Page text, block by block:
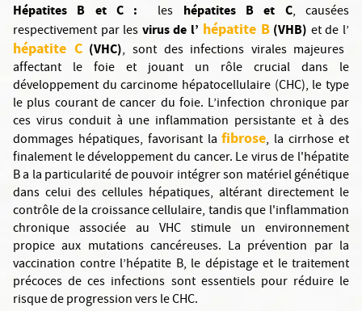
Hépatites B et C : les hépatites B et C, causées
respectivement par les virus de l’ hépatite B(VHB) et de l’
hépatite C(VHC), sont des infections virales majeures
affectant le foie et jouant un rôle crucial dans le
développement du carcinome hépatocellulaire (CHC), le type
le plus courant de cancer du foie. L’infection chronique par
ces virus conduit à une inflammation persistante et à des
dommages hépatiques, favorisant lafibrose, la cirrhose et
finalement le développement du cancer. Le virus de l'hépatite
B a la particularité de pouvoir intégrer son matériel génétique
dans celui des cellules hépatiques, altérant directement le
contrôle de la croissance cellulaire, tandis que l'inflammation
chronique associée au VHC stimule un environnement
propice aux mutations cancéreuses. La prévention par la
vaccination contre l’hépatite B, le dépistage et le traitement
précoces de ces infections sont essentiels pour réduire le
risque de progression vers le CHC.